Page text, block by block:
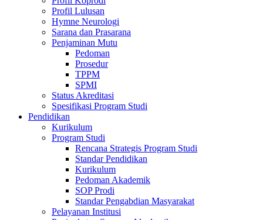
Profil Lulusan
Hymne Neurologi
Sarana dan Prasarana
Penjaminan Mutu
Pedoman
Prosedur
TPPM
SPMI
Status Akreditasi
Spesifikasi Program Studi
Pendidikan
Kurikulum
Program Studi
Rencana Strategis Program Studi
Standar Pendidikan
Kurikulum
Pedoman Akademik
SOP Prodi
Standar Pengabdian Masyarakat
Pelayanan Institusi